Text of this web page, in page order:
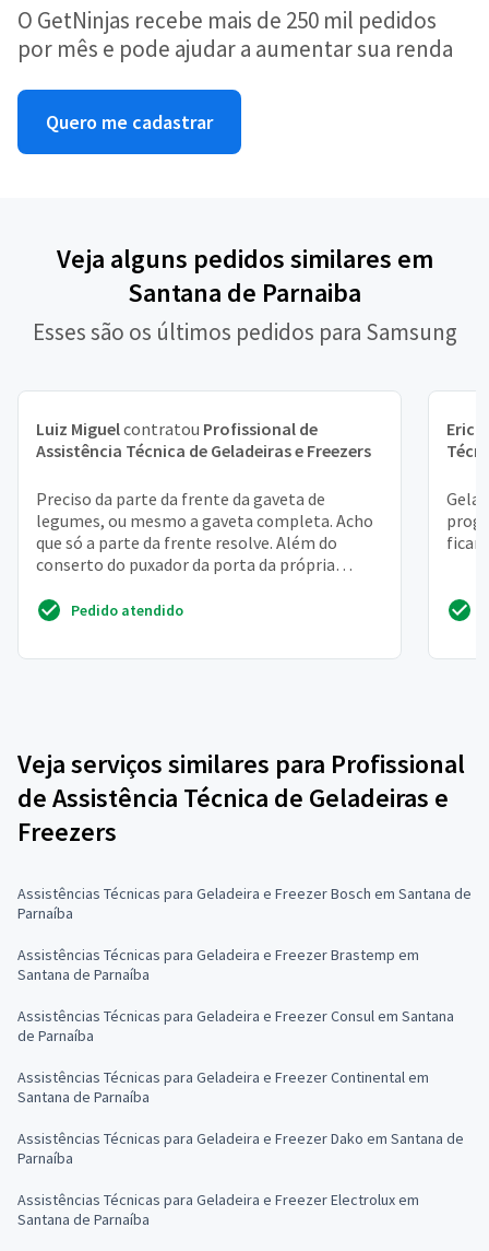
O GetNinjas recebe mais de 250 mil pedidos
por mês e pode ajudar a aumentar sua renda
Quero me cadastrar
Veja alguns pedidos similares em
Santana de Parnaiba
Esses são os últimos pedidos para Samsung
Luiz Miguelcontratou Profissional de
Assistência Técnica de Geladeiras e Freezers
Preciso da parte da frente da gaveta de
legumes, ou mesmo a gaveta completa. Acho
que só a parte da frente resolve. Além do
conserto do puxador da porta da própria
Pedido atendido
Erick
Veja serviços similares para Profissional
de Assistência Técnica de Geladeiras e
Freezers
Assistências Técnicas para Geladeira e Freezer Bosch em Santana de
Parnaíba
Assistências Técnicas para Geladeira e Freezer Brastemp em
Santana de Parnaíba
Assistências Técnicas para Geladeira e Freezer Consul em Santana
de Parnaíba
Assistências Técnicas para Geladeira e Freezer Continental em
Santana de Parnaíba
Assistências Técnicas para Geladeira e Freezer Dako em Santana de
Parnaíba
Assistências Técnicas para Geladeira e Freezer Electrolux em
Santana de Parnaíba